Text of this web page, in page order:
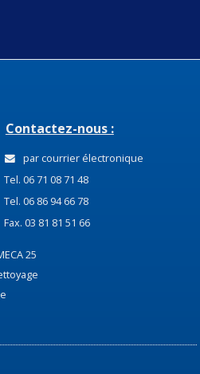
Contactez-nous :
par courrier électronique
Tel. 06 71 08 71 48
Tel. 06 86 94 66 78
Fax. 03 81 81 51 66
25